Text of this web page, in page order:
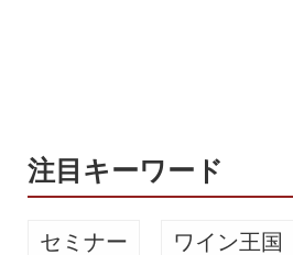
注目キーワード
セミナー ワイン王国